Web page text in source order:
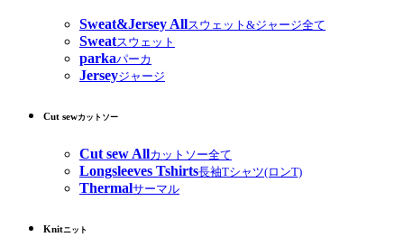
Sweat&Jersey Allスウェット&ジャージ全て
Sweatスウェット
parkaパーカ
Jerseyジャージ
Cut sewカットソー
Cut sew Allカットソー全て
Longsleeves Tshirts長袖Tシャツ(ロンT)
Thermalサーマル
Knitニット